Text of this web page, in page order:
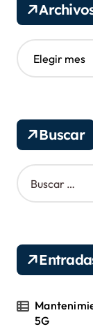
A
r
v
s
Buscar
B
u
r
5G